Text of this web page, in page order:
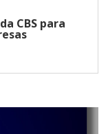
CBS para